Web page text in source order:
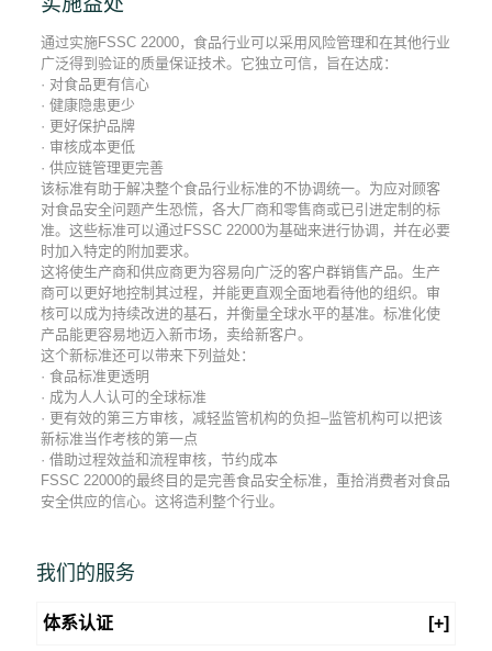
通过实施FSSC 22000，食品行业可以采用风险管理和在其他行业
广泛得到验证的质量保证技术。它独立可信，旨在达成：
· 对食品更有信心
· 健康隐患更少
· 更好保护品牌
· 审核成本更低
· 供应链管理更完善
该标准有助于解决整个食品行业标准的不协调统一。为应对顾客
对食品安全问题产生恐慌，各大厂商和零售商或已引进定制的标
准。这些标准可以通过FSSC 22000为基础来进行协调，并在必要
时加入特定的附加要求。
这将使生产商和供应商更为容易向广泛的客户群销售产品。生产
商可以更好地控制其过程，并能更直观全面地看待他的组织。审
核可以成为持续改进的基石，并衡量全球水平的基准。标准化使
产品能更容易地迈入新市场，卖给新客户。
这个新标准还可以带来下列益处：
· 食品标准更透明
· 成为人人认可的全球标准
· 更有效的第三方审核，减轻监管机构的负担–监管机构可以把该
新标准当作考核的第一点
· 借助过程效益和流程审核，节约成本
FSSC 22000的最终目的是完善食品安全标准，重拾消费者对食品
安全供应的信心。这将造利整个行业。
我们的服务
体系认证 [+]